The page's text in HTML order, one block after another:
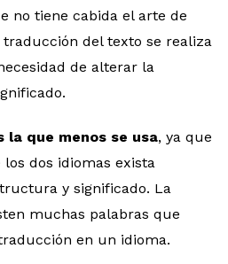
no tiene cabida el arte de
traducción del texto se realiza
de alterar la
la que menos se usa, ya que
dos idiomas exista
y significado. La
muchas palabras que
en un idioma.